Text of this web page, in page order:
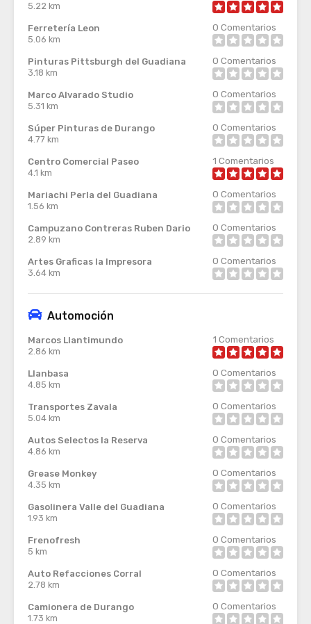
5.22 km
Ferretería Leon
5.06 km
0 Comentarios
Pinturas Pittsburgh del Guadiana
3.18 km
0 Comentarios
Marco Alvarado Studio
5.31 km
0 Comentarios
Súper Pinturas de Durango
4.77 km
0 Comentarios
Centro Comercial Paseo
4.1 km
1 Comentarios
Mariachi Perla del Guadiana
1.56 km
0 Comentarios
Campuzano Contreras Ruben Dario
2.89 km
0 Comentarios
Artes Graficas la Impresora
3.64 km
0 Comentarios
Automoción
Marcos Llantimundo
2.86 km
1 Comentarios
Llanbasa
4.85 km
0 Comentarios
Transportes Zavala
5.04 km
0 Comentarios
Autos Selectos la Reserva
4.86 km
0 Comentarios
Grease Monkey
4.35 km
0 Comentarios
Gasolinera Valle del Guadiana
1.93 km
0 Comentarios
Frenofresh
5 km
0 Comentarios
Auto Refacciones Corral
2.78 km
0 Comentarios
Camionera de Durango
1.73 km
0 Comentarios